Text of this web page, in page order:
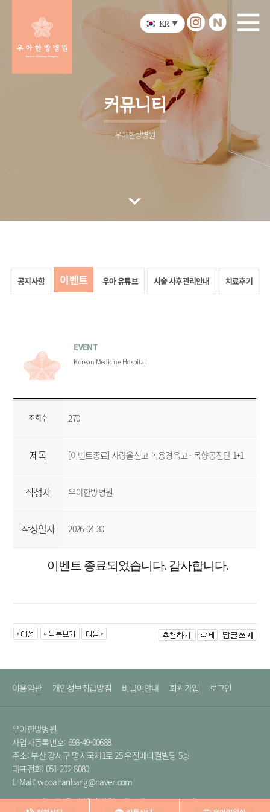
KR ▼
커뮤니티
우아한방병원
공지사항 이벤트 우아 유튜브 시술 사후관리안내 치료후기
EVENT
Korean Medicine Hospital
조회수 270
제목 [이벤트종료] 사랑을싣고 녹용경옥고 · 목향공진단 1+1
작성자 우아한방병원
작성일자 2026-04-30
이벤트 종료되었습니다. 감사합니다.
이용약관 개인정보취급방침 비급여안내 회원가입 로그인
우아한방병원
사업자등록번호: 698-49-00688
주소: 부산 강서구 명지국제1로 25 우진메디컬빌딩 5층
대표전화: 051-202-8080
E-Mail: wooahanbang@naver.com
Copyright ⓒ 우아한방병원. All Rights Reserved.